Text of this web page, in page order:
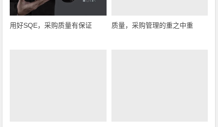
用好SQE，采购质量有保证 质量，采购管理的重之中重